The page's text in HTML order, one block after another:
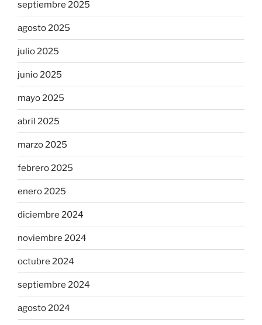
septiembre 2025
agosto 2025
julio 2025
junio 2025
mayo 2025
abril 2025
marzo 2025
febrero 2025
enero 2025
diciembre 2024
noviembre 2024
octubre 2024
septiembre 2024
agosto 2024